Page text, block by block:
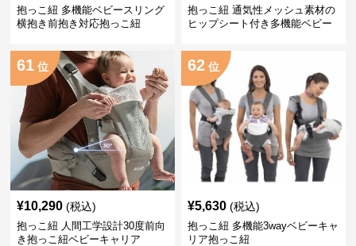
抱っこ紐 多機能ベビースリング
横抱き前抱き対応抱っこ紐
抱っこ紐 通気性メッシュ素材の
ヒップシート付き多機能ベビー
61 位
¥10,290 (税込)
抱っこ紐 人間工学設計30度前向
き抱っこ紐ベビーキャリア
62 位
¥5,630 (税込)
抱っこ紐 多機能3wayベビーキャ
リア抱っこ紐